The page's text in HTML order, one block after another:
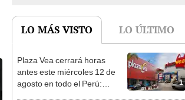
LO MÁS VISTO LO ÚLTIMO
1
Plaza Vea cerrará horas
antes este miércoles 12 de
agosto en todo el Perú: